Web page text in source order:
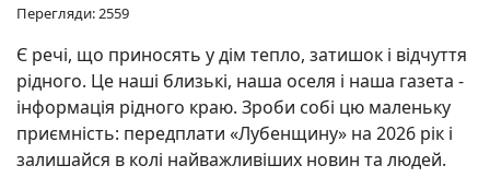
Перегляди: 2559
Є речі, що приносять у дім тепло, затишок і відчуття
рідного. Це наші близькі, наша оселя і наша газета -
інформація рідного краю. Зроби собі цю маленьку
приємність: передплати «Лубенщину» на 2026 рік і
залишайся в колі найважливіших новин та людей.